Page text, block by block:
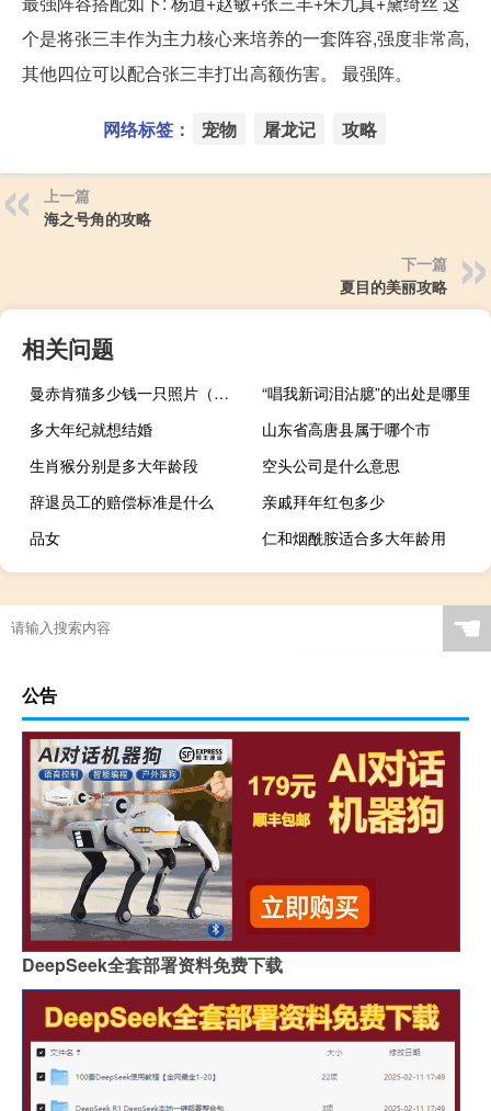
个是将张三丰作为主力核心来培养的一套阵容,强度非常高,
其他四位可以配合张三丰打出高额伤害。 最强阵。
网络标签： 宠物 屠龙记 攻略
上一篇
海之号角的攻略
下一篇
夏目的美丽攻略
相关问题
曼赤肯猫多少钱一只照片（曼赤肯猫多少钱一只）
“唱我新词泪沾臆”的出处是哪里
多大年纪就想结婚
山东省高唐县属于哪个市
生肖猴分别是多大年龄段
空头公司是什么意思
辞退员工的赔偿标准是什么
亲戚拜年红包多少
品女
仁和烟酰胺适合多大年龄用
☚
公告
DeepSeek全套部署资料免费下载